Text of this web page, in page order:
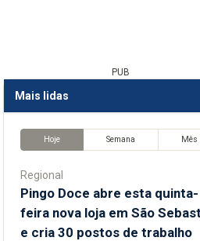
PUB
Mais lidas
Hoje Semana Mês
Regional
Pingo Doce abre esta quinta-
feira nova loja em São
e cria 30 postos de trabalho